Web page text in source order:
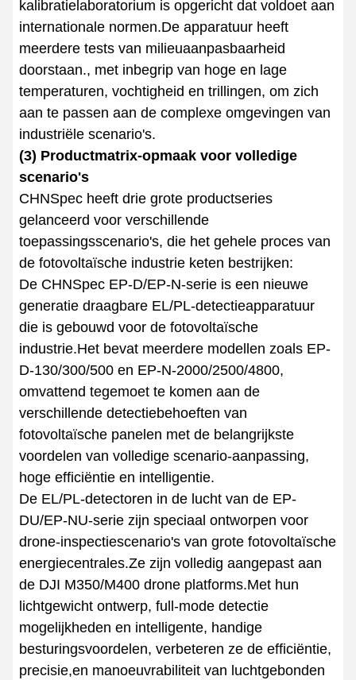
kalibratielaboratorium is opgericht dat voldoet aan
internationale normen.De apparatuur heeft
meerdere tests van milieuaanpasbaarheid
doorstaan., met inbegrip van hoge en lage
temperaturen, vochtigheid en trillingen, om zich
aan te passen aan de complexe omgevingen van
industriële scenario's.
(3) Productmatrix-opmaak voor volledige
scenario's
CHNSpec heeft drie grote productseries
gelanceerd voor verschillende
toepassingsscenario's, die het gehele proces van
de fotovoltaïsche industrie keten bestrijken:
De CHNSpec EP-D/EP-N-serie is een nieuwe
generatie draagbare EL/PL-detectieapparatuur
die is gebouwd voor de fotovoltaïsche
industrie.Het bevat meerdere modellen zoals EP-
D-130/300/500 en EP-N-2000/2500/4800,
omvattend tegemoet te komen aan de
verschillende detectiebehoeften van
fotovoltaïsche panelen met de belangrijkste
voordelen van volledige scenario-aanpassing,
hoge efficiëntie en intelligentie.
De EL/PL-detectoren in de lucht van de EP-
DU/EP-NU-serie zijn speciaal ontworpen voor
drone-inspectiescenario's van grote fotovoltaïsche
energiecentrales.Ze zijn volledig aangepast aan
de DJI M350/M400 drone platforms.Met hun
lichtgewicht ontwerp, full-mode detectie
mogelijkheden en intelligente, handige
besturingsvoordelen, verbeteren ze de efficiëntie,
precisie,en manoeuvrabiliteit van luchtgebonden